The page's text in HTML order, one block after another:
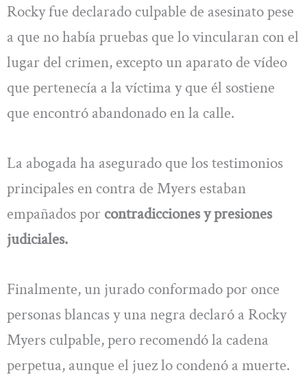
Rocky fue declarado culpable de asesinato pese
a que no había pruebas que lo vincularan con el
lugar del crimen, excepto un aparato de vídeo
que pertenecía a la víctima y que él sostiene
que encontró abandonado en la calle.
La abogada ha asegurado que los testimonios
principales en contra de Myers estaban
empañados por contradicciones y presiones
judiciales.
Finalmente, un jurado conformado por once
personas blancas y una negra declaró a Rocky
Myers culpable, pero recomendó la cadena
perpetua, aunque el juez lo condenó a muerte.